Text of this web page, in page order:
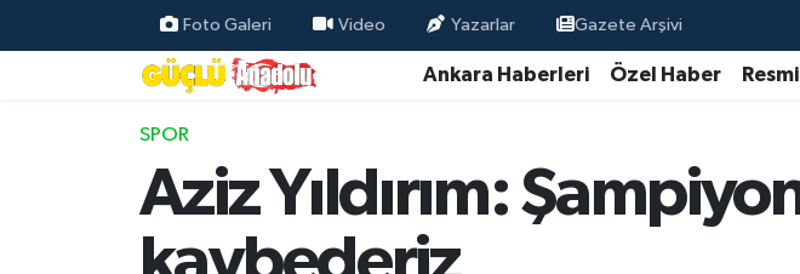
Foto Galeri Video Yazarlar Gazete Arşivi
Ankara Haberleri Özel Haber
SPOR
Aziz Yıldırım:
Özel Haber
Resmi İlanlar